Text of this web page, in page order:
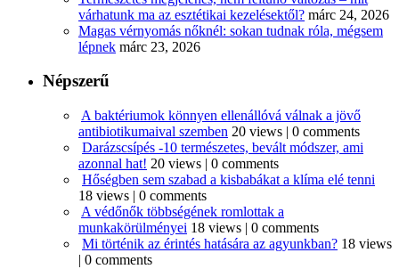
várhatunk ma az esztétikai kezelésektől? márc 24, 2026
Magas vérnyomás nőknél: sokan tudnak róla, mégsem
lépnek márc 23, 2026
Népszerű
A baktériumok könnyen ellenállóvá válnak a jövő
antibiotikumaival szemben 20 views | 0 comments
Darázscsípés -10 természetes, bevált módszer, ami
azonnal hat! 20 views | 0 comments
Hőségben sem szabad a kisbabákat a klíma elé tenni
18 views | 0 comments
A védőnők többségének romlottak a
munkakörülményei 18 views | 0 comments
Mi történik az érintés hatására az agyunkban? 18 views
| 0 comments